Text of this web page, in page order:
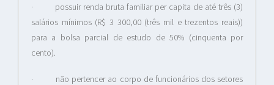
· possuir renda bruta familiar per capita de até três (3)
salários mínimos (R$ 3 300,00 (três mil e trezentos reais))
para a bolsa parcial de estudo de 50% (cinquenta por
cento).
· não pertencer ao corpo de funcionários dos setores